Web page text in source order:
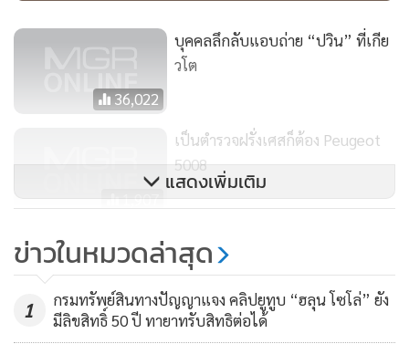
อย่างไรก็ตาม ผู้ใช้ทวิตเตอร์ @kkknaka87890 ที่ระบุว่าเป็น
เจ้าของภาพ ได้โพสต์ข้อความระบุว่า “แม่บอกว่าหนูโดนตำรวจ
ญี่ปุ่นจับทำไมหนูยังนั่งกินราเมนอยู่เลย” และว่า “หนูรู้นะแม่
โกรธหนูอยู่อะ หนูเรียนอยู่มอเกียวโตจริงๆ ทำไมติ่งแม่ไม่เชื่อหนู
เลยอะ” และว่า “สีหน้าแม่ปวินไปแจ้งความจับหนูกับตำรวจ
ญี่ปุ่นข้อหาถูกคุกคาม แต่ตำรวจจับใครไปไม่รู้หนูยังไม่โดนจับ”
36,022
บุคคลลึกลับแอบถ่าย “ปวิน” ที่เกีย
วโต
1,907
เป็นตำรวจฝรั่งเศสก็ต้อง Peugeot
5008
2,636
โดยสารรัสเซีย บินวนเป็นรูปอวัยวะ
เพศชาย (ชมคลิป)
แสดงเพิ่มเติม
ข่าวในหมวดล่าสุด
1
กรมทรัพย์สินทางปัญญาแจง คลิปยูทูบ “ฮลุน โซโล่” ยัง
มีลิขสิทธิ์ 50 ปี ทายาทรับสิทธิต่อได้